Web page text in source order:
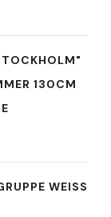
130CM
WEISS "